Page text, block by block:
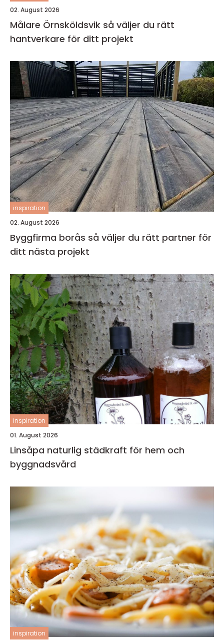
02. August 2026
Målare Örnsköldsvik så väljer du rätt
hantverkare för ditt projekt
inspiration
02. August 2026
Byggfirma borås så väljer du rätt partner för
ditt nästa projekt
inspiration
01. August 2026
Linsåpa naturlig städkraft för hem och
byggnadsvård
inspiration